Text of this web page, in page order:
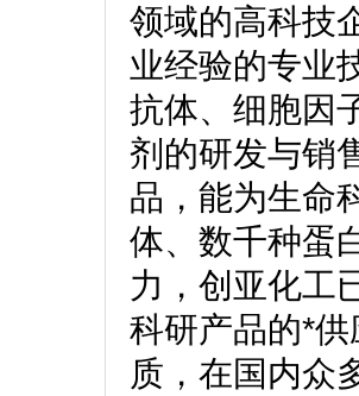
领域的高科技
业经验的专业
抗体、细胞因
剂的研发与销
品，能为生命
体、数千种蛋
力，创亚化工
科研产品的*
质，在国内众